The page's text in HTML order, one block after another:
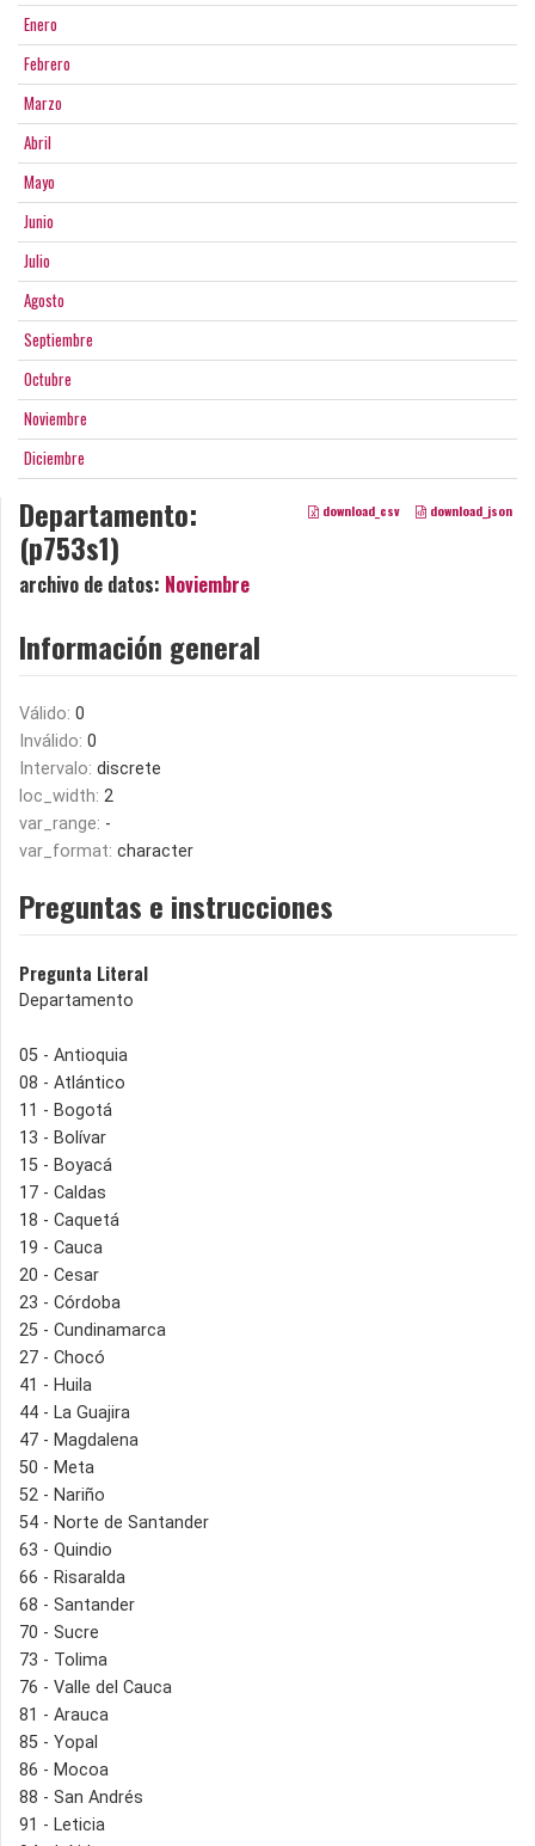
Enero
Febrero
Marzo
Abril
Mayo
Junio
Julio
Agosto
Septiembre
Octubre
Noviembre
Diciembre
download_csv download_json
Departamento:
(p753s1)
archivo de datos: Noviembre
Información general
Válido: 0
Inválido: 0
Intervalo: discrete
loc_width: 2
var_range: -
var_format: character
Preguntas e instrucciones
Pregunta Literal
Departamento
05 - Antioquia
08 - Atlántico
11 - Bogotá
13 - Bolívar
15 - Boyacá
17 - Caldas
18 - Caquetá
19 - Cauca
20 - Cesar
23 - Córdoba
25 - Cundinamarca
27 - Chocó
41 - Huila
44 - La Guajira
47 - Magdalena
50 - Meta
52 - Nariño
54 - Norte de Santander
63 - Quindio
66 - Risaralda
68 - Santander
70 - Sucre
73 - Tolima
76 - Valle del Cauca
81 - Arauca
85 - Yopal
86 - Mocoa
88 - San Andrés
91 - Leticia